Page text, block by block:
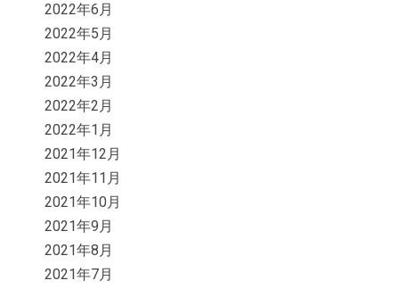
2022年6月
2022年5月
2022年4月
2022年3月
2022年2月
2022年1月
2021年12月
2021年11月
2021年10月
2021年9月
2021年8月
2021年7月